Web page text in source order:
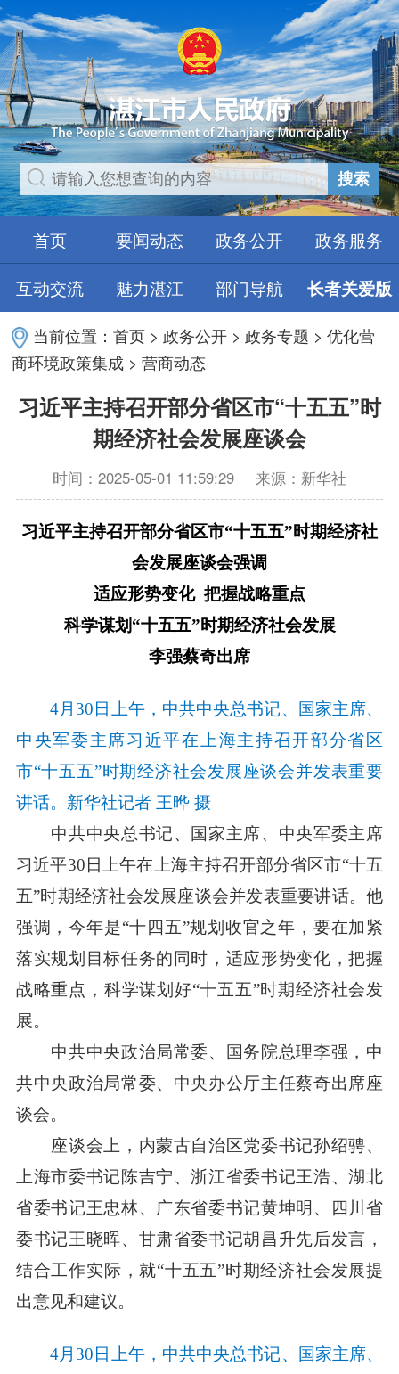
搜索
首页 要闻动态 政务公开
政务服务
互动交流
魅力湛江 部门导航 长者关爱版
当前位置：首页 >政务公开 >政务专题 >优化营
商环境政策集成 >营商动态
习近平主持召开部分省区市“十五五”时
期经济社会发展座谈会
时间：2025-05-01 11:59:29 来源：新华社
习近平主持召开部分省区市“十五五”时期经济社
会发展座谈会强调
适应形势变化 把握战略重点
科学谋划“十五五”时期经济社会发展
李强蔡奇出席
4月30日上午，中共中央总书记、国家主席、
中央军委主席习近平在上海主持召开部分省区
市“十五五”时期经济社会发展座谈会并发表重要
讲话。新华社记者 王晔 摄
中共中央总书记、国家主席、中央军委主席
习近平30日上午在上海主持召开部分省区市“十五
五”时期经济社会发展座谈会并发表重要讲话。他
强调，今年是“十四五”规划收官之年，要在加紧
落实规划目标任务的同时，适应形势变化，把握
战略重点，科学谋划好“十五五”时期经济社会发
展。
中共中央政治局常委、国务院总理李强，中
共中央政治局常委、中央办公厅主任蔡奇出席座
谈会。
座谈会上，内蒙古自治区党委书记孙绍骋、
上海市委书记陈吉宁、浙江省委书记王浩、湖北
省委书记王忠林、广东省委书记黄坤明、四川省
委书记王晓晖、甘肃省委书记胡昌升先后发言，
结合工作实际，就“十五五”时期经济社会发展提
出意见和建议。
4月30日上午，中共中央总书记、国家主席、